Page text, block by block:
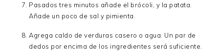
Pasados tres minutos añade el brócoli, y la patata.
Añade un poco de sal y pimienta.
Agrega caldo de verduras casero o agua. Un par de
dedos por encima de los ingredientes será suficiente.